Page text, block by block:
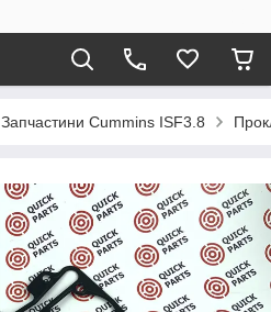
Запчастини Cummins ISF3.8